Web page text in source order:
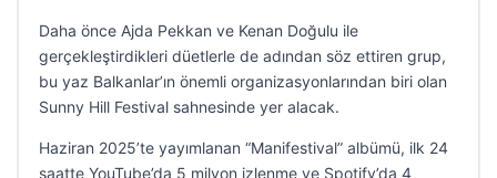
Daha önce Ajda Pekkan ve Kenan Doğulu ile
gerçekleştirdikleri düetlerle de adından söz ettiren grup,
bu yaz Balkanlar’ın önemli organizasyonlarından biri olan
Sunny Hill Festival sahnesinde yer alacak.
Haziran 2025’te yayımlanan “Manifestival” albümü, ilk 24
saatte YouTube’da 5 milyon izlenme ve Spotify’da 4